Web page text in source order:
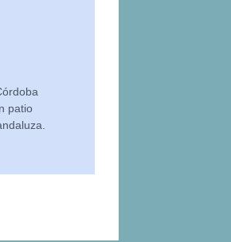
patio